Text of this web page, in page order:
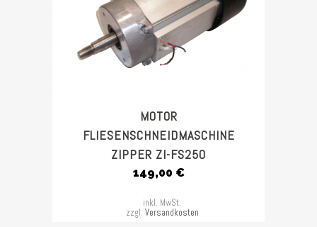
MOTOR
FLIESENSCHNEIDMASCHINE
ZIPPER ZI-FS250
149,00 €
inkl. MwSt.
zzgl. Versandkosten